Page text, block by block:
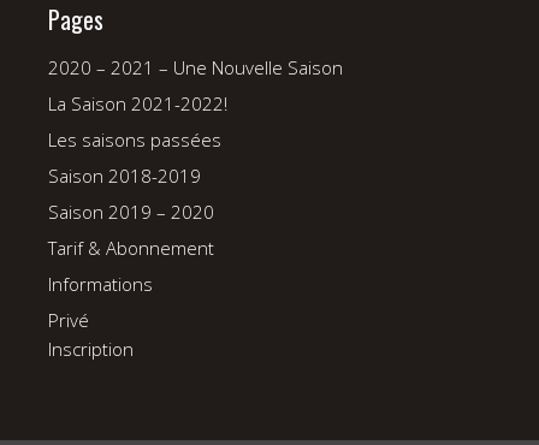
Pages
2020 – 2021 – Une Nouvelle Saison
La Saison 2021-2022!
Les saisons passées
Saison 2018-2019
Saison 2019 – 2020
Tarif & Abonnement
Informations
Privé
Inscription